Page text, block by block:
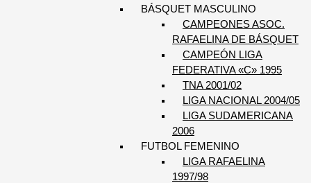
BÁSQUET MASCULINO
CAMPEONES ASOC.
RAFAELINA DE BÁSQUET
CAMPEÓN LIGA
FEDERATIVA «C» 1995
TNA 2001/02
LIGA NACIONAL 2004/05
LIGA SUDAMERICANA
2006
FUTBOL FEMENINO
LIGA RAFAELINA
1997/98